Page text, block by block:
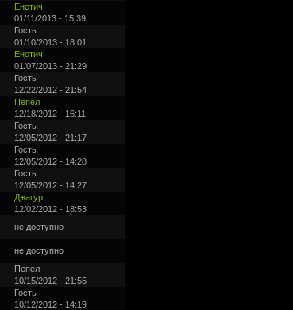
Енотич
01/11/2013 - 15:39
Гость
01/10/2013 - 18:01
Енотич
01/07/2013 - 21:29
Гость
12/22/2012 - 21:54
Пепел
12/18/2012 - 16:11
Гость
12/05/2012 - 21:17
Гость
12/05/2012 - 14:28
Гость
12/05/2012 - 14:27
Джагур
12/02/2012 - 18:53
не доступно
не доступно
Пепел
10/15/2012 - 21:55
Гость
10/12/2012 - 14:19